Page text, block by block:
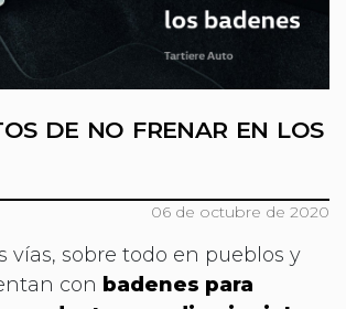
de no frenar en los
06 de octubre de 2020
vías, sobre todo en pueblos y
con badenes para